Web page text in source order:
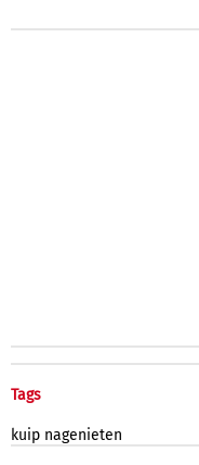
Tags
kuip nagenieten